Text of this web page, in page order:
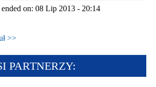
on: 08 Lip 2013 - 20:14
>>
PARTNERZY: